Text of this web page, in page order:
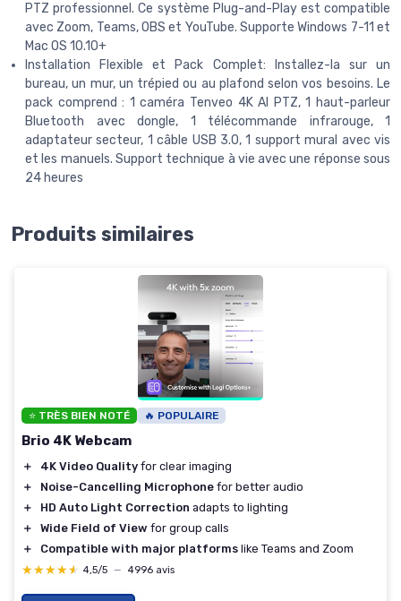
PTZ professionnel. Ce système Plug-and-Play est compatible
avec Zoom, Teams, OBS et YouTube. Supporte Windows 7-11 et
Mac OS 10.10+
Installation Flexible et Pack Complet: Installez-la sur un
bureau, un mur, un trépied ou au plafond selon vos besoins. Le
pack comprend : 1 caméra Tenveo 4K AI PTZ, 1 haut-parleur
Bluetooth avec dongle, 1 télécommande infrarouge, 1
adaptateur secteur, 1 câble USB 3.0, 1 support mural avec vis
et les manuels. Support technique à vie avec une réponse sous
24 heures
Produits similaires
⭐ TRÈS BIEN NOTÉ 🔥 POPULAIRE
Brio 4K Webcam
＋ 4K Video Quality for clear imaging
＋
Noise-Cancelling Microphone for better audio
＋
HD Auto Light Correction adapts to lighting
＋
Wide Field of View for group calls
＋
Compatible with major platforms like Teams and Zoom
★★★★★
★★★★★ 4,5/5 — 4996 avis